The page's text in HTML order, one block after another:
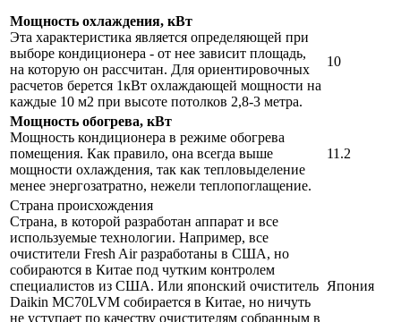
Мощность охлаждения, кВт
Эта характеристика является определяющей при
выборе кондиционера - от нее зависит площадь,
на которую он рассчитан. Для ориентировочных
расчетов берется 1кВт охлаждающей мощности на
каждые 10 м2 при высоте потолков 2,8-3 метра.
10
Мощность обогрева, кВт
Мощность кондиционера в режиме обогрева
помещения. Как правило, она всегда выше
мощности охлаждения, так как тепловыделение
менее энергозатратно, нежели теплопоглащение.
11.2
Страна происхождения
Страна, в которой разработан аппарат и все
используемые технологии. Например, все
очистители Fresh Air разработаны в США, но
собираются в Китае под чутким контролем
специалистов из США. Или японский очиститель
Daikin MC70LVM собирается в Китае, но ничуть
не уступает по качеству очистителям собранным в
Япония